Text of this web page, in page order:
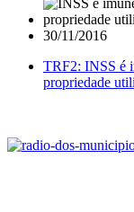
30/11/2016
TRF2: INSS é
propriedade